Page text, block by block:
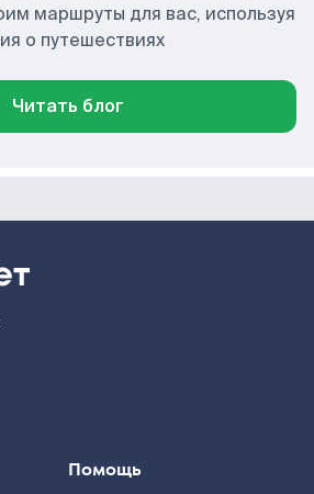
маршруты для вас, используя
о путешествиях
Читать блог
Помощь